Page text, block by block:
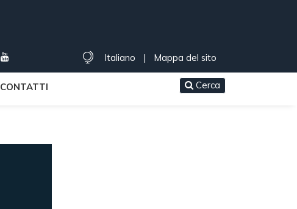
Italiano | Mappa del sito
CONTATTI Cerca